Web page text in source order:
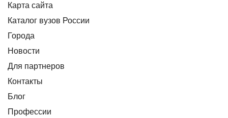
Карта сайта
Каталог вузов России
Города
Новости
Для партнеров
Контакты
Блог
Профессии